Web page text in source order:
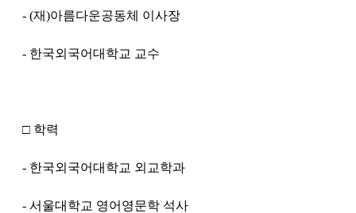
- (재)아름다운공동체 이사장
- 한국외국어대학교 교수
□ 학력
- 한국외국어대학교 외교학과
- 서울대학교 영어영문학 석사